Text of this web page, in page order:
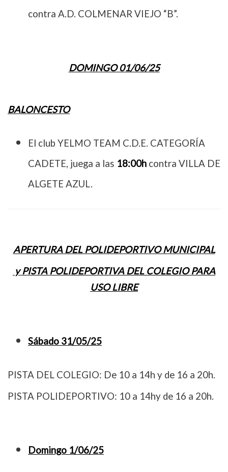
contra A.D. COLMENAR VIEJO “B”.
DOMINGO 01/06/25
BALONCESTO
El club YELMO TEAM C.D.E. CATEGORÍA
CADETE, juega a las 18:00h contra VILLA DE
ALGETE AZUL.
APERTURA DEL POLIDEPORTIVO MUNICIPAL
y PISTA POLIDEPORTIVA DEL COLEGIO PARA
USO LIBRE
Sábado 31/05/25
PISTA DEL COLEGIO: De 10 a 14h y de 16 a 20h.
PISTA POLIDEPORTIVO: 10 a 14hy de 16 a 20h.
Domingo 1/06/25